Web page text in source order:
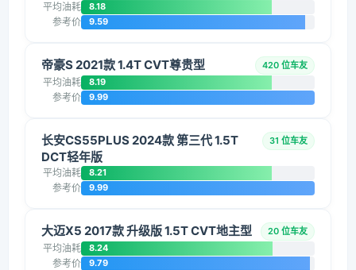
平均油耗 8.18
参考价 9.59
帝豪S 2021款 1.4T CVT尊贵型 420 位车友
平均油耗 8.19
参考价 9.99
长安CS55PLUS 2024款 第三代 1.5T
DCT轻年版
31 位车友
平均油耗 8.21
参考价 9.99
大迈X5 2017款 升级版 1.5T CVT地主型 20 位车友
平均油耗 8.24
参考价 9.79